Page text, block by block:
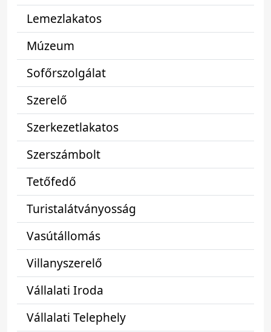
Lemezlakatos
Múzeum
Sofőrszolgálat
Szerelő
Szerkezetlakatos
Szerszámbolt
Tetőfedő
Turistalátványosság
Vasútállomás
Villanyszerelő
Vállalati Iroda
Vállalati Telephely